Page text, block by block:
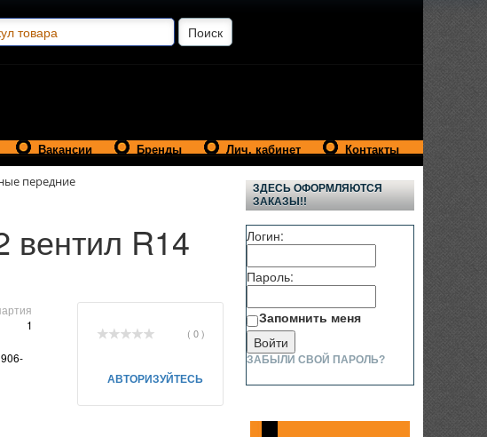
Вакансии Бренды Лич. кабинет Контакты
передние
вентил R14
1
( 0 )
АВТОРИЗУЙТЕСЬ
ЗДЕСЬ ОФОРМЛЯЮТСЯ
ЗАКАЗЫ!!
Логин:
Пароль:
Запомнить меня
ЗАБЫЛИ СВОЙ ПАРОЛЬ?